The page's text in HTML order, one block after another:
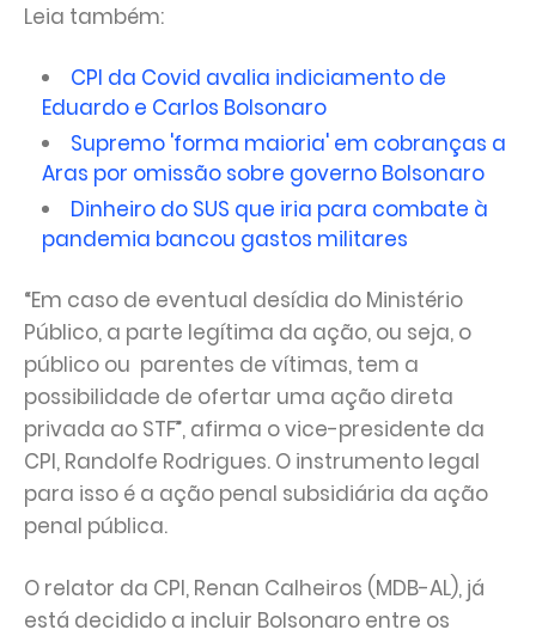
Leia também:
CPI da Covid avalia indiciamento de
Eduardo e Carlos Bolsonaro
Supremo 'forma maioria' em cobranças a
Aras por omissão sobre governo Bolsonaro
Dinheiro do SUS que iria para combate à
pandemia bancou gastos militares
“Em caso de eventual desídia do Ministério
Público, a parte legítima da ação, ou seja, o
público ou parentes de vítimas, tem a
possibilidade de ofertar uma ação direta
privada ao STF”, afirma o vice-presidente da
CPI, Randolfe Rodrigues. O instrumento legal
para isso é a ação penal subsidiária da ação
penal pública.
O relator da CPI, Renan Calheiros (MDB-AL), já
está decidido a incluir Bolsonaro entre os